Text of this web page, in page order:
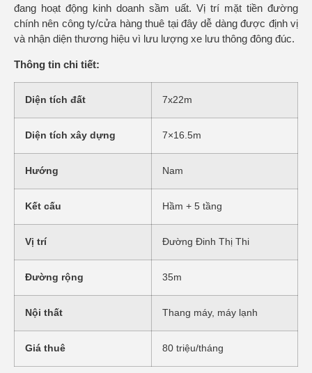
đang hoạt động kinh doanh sầm uất. Vị trí mặt tiền đường
chính nên công ty/cửa hàng thuê tại đây dễ dàng được định vị
và nhận diện thương hiệu vì lưu lượng xe lưu thông đông đúc.
Thông tin chi tiết:
Diện tích đất 7x22m
Diện tích xây dựng 7×16.5m
Hướng Nam
Kết cấu Hầm + 5 tầng
Vị trí Đường Đinh Thị Thi
Đường rộng 35m
Nội thất Thang máy, máy lạnh
Giá thuê 80 triệu/tháng